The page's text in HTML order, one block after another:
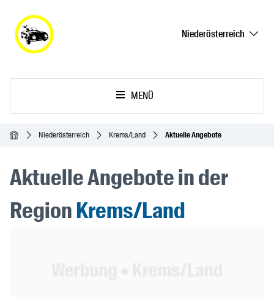
Niederösterreich
MENÜ
StartseiteNiederösterreich Krems/Land Aktuelle Angebote
Aktuelle Angebote in der
RegionKrems/Land